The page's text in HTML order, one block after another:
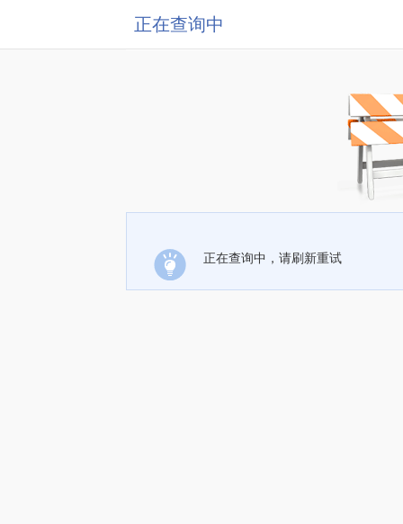
正在查询中
正在查询中，请刷新重试